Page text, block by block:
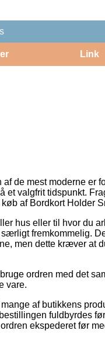
Link
af de mest moderne er
et valgfrit tidspunkt.
af Bordkort Holder
hus eller til hvor du
fremkommelig.
men dette kræver at
ordren med det
vare.
af butikkens
fuldbyrdes
ekspederet før